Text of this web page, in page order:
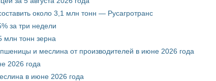
около 3,1 млн тонн — Русагротранс
за три недели
млн тонн зерна
и меслина от производителей в июне 2026 года
2026 года
в июне 2026 года